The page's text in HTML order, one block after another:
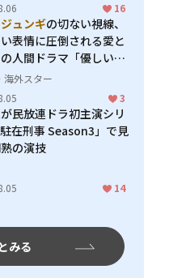
16
ュンギの切ない視線、
表情に圧倒される――愛と
人間ドラマ「優しい
海外スター
3
が民放連ドラ初主演シリ
在刑事 Season3」で見
の演技
14
みる